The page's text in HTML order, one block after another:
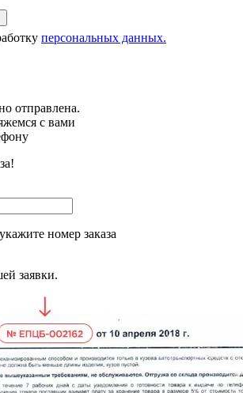
персональных данных.
отправлена.
с вами
номер заказа
заявки.